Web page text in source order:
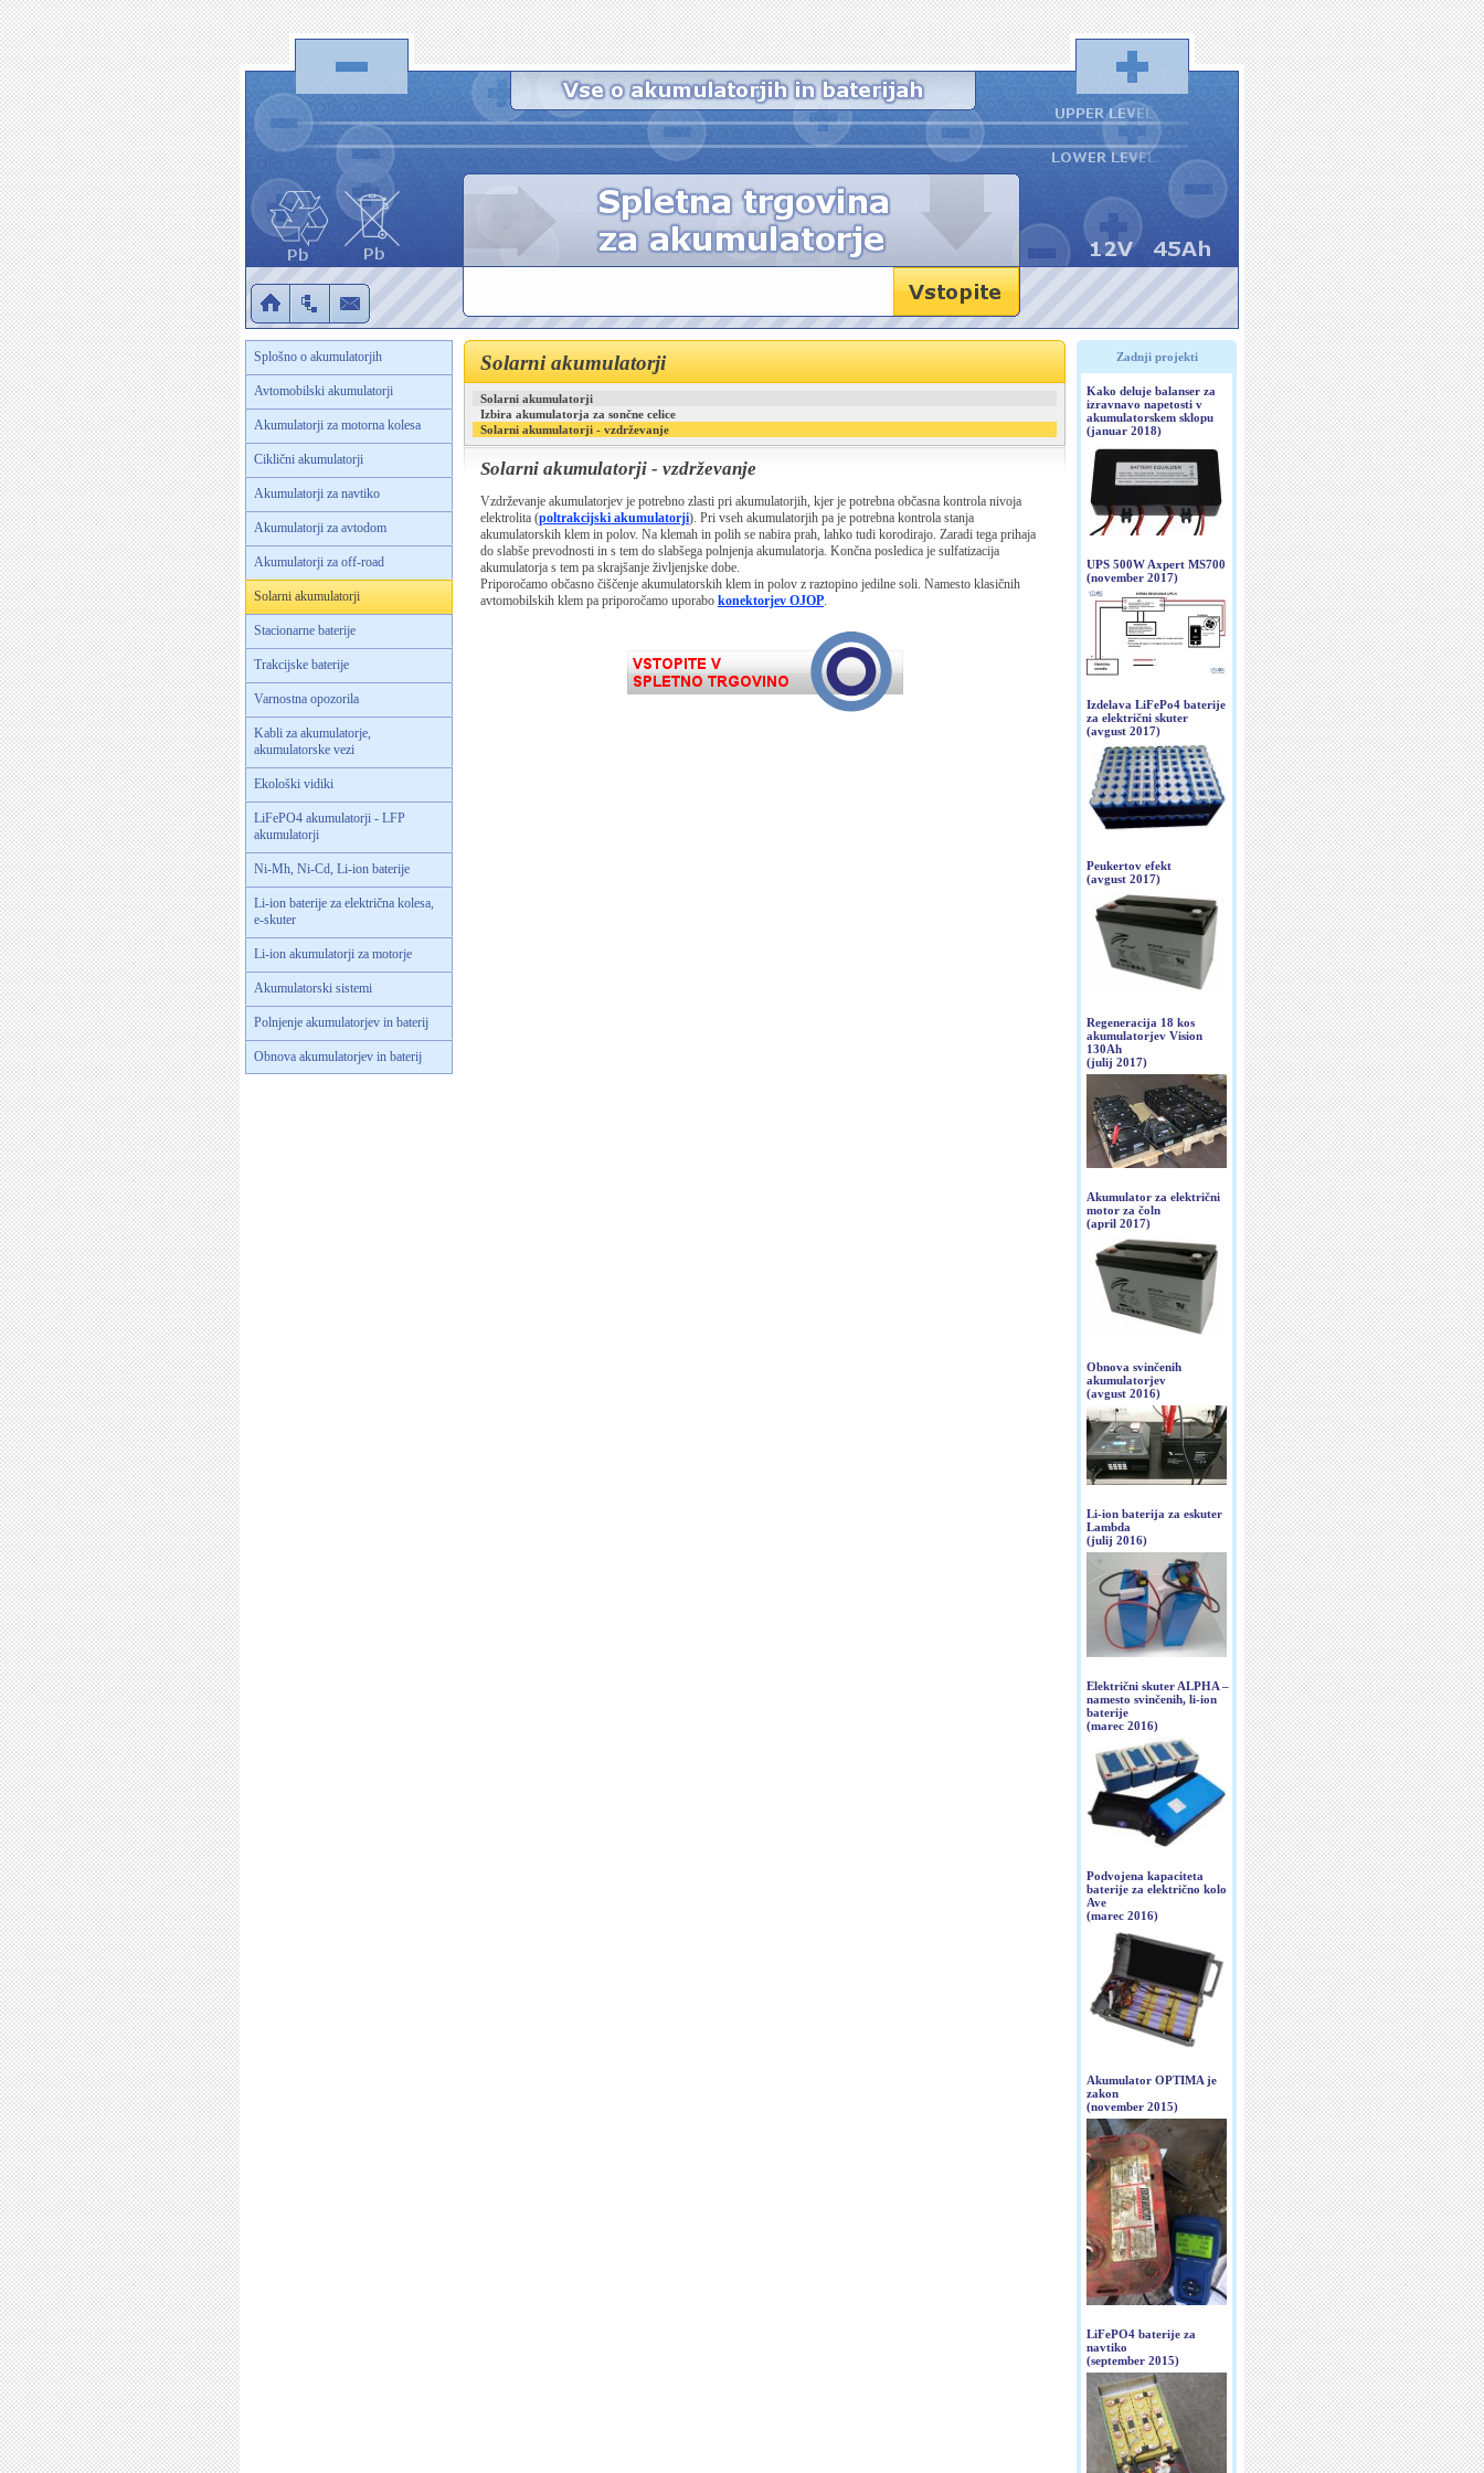
Splošno o akumulatorjih
Avtomobilski akumulatorji
Akumulatorji za motorna kolesa
Ciklični akumulatorji
Akumulatorji za navtiko
Akumulatorji za avtodom
Akumulatorji za off-road
Solarni akumulatorji
Stacionarne baterije
Trakcijske baterije
Varnostna opozorila
Kabli za akumulatorje,
akumulatorske vezi
Ekološki vidiki
LiFePO4 akumulatorji - LFP
akumulatorji
Ni-Mh, Ni-Cd, Li-ion baterije
Li-ion baterije za električna kolesa,
e-skuter
Li-ion akumulatorji za motorje
Akumulatorski sistemi
Polnjenje akumulatorjev in baterij
Obnova akumulatorjev in baterij
Solarni akumulatorji
Solarni akumulatorji
Izbira akumulatorja za sončne celice
Solarni akumulatorji - vzdrževanje
Solarni akumulatorji - vzdrževanje
Vzdrževanje akumulatorjev je potrebno zlasti pri akumulatorjih, kjer je potrebna občasna kontrola nivoja
elektrolita (poltrakcijski akumulatorji). Pri vseh akumulatorjih pa je potrebna kontrola stanja
akumulatorskih klem in polov. Na klemah in polih se nabira prah, lahko tudi korodirajo. Zaradi tega prihaja
do slabše prevodnosti in s tem do slabšega polnjenja akumulatorja. Končna posledica je sulfatizacija
akumulatorja s tem pa skrajšanje življenjske dobe.
Priporočamo občasno čiščenje akumulatorskih klem in polov z raztopino jedilne soli. Namesto klasičnih
avtomobilskih klem pa priporočamo uporabo konektorjev OJOP.
Zadnji projekti
Kako deluje balanser za
izravnavo napetosti v
akumulatorskem sklopu
(januar 2018)
UPS 500W Axpert MS700
(november 2017)
Izdelava LiFePo4 baterije
za električni skuter
(avgust 2017)
Peukertov efekt
(avgust 2017)
Regeneracija 18 kos
akumulatorjev Vision
130Ah
(julij 2017)
Akumulator za električni
motor za čoln
(april 2017)
Obnova svinčenih
akumulatorjev
(avgust 2016)
Li-ion baterija za eskuter
Lambda
(julij 2016)
Električni skuter ALPHA –
namesto svinčenih, li-ion
baterije
(marec 2016)
Podvojena kapaciteta
baterije za električno kolo
Ave
(marec 2016)
Akumulator OPTIMA je
zakon
(november 2015)
LiFePO4 baterije za
navtiko
(september 2015)